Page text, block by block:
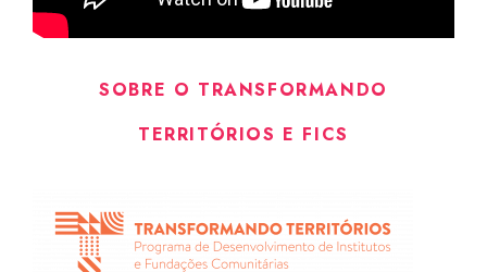
SOBRE O TRANSFORMANDO
TERRITÓRIOS E FICS